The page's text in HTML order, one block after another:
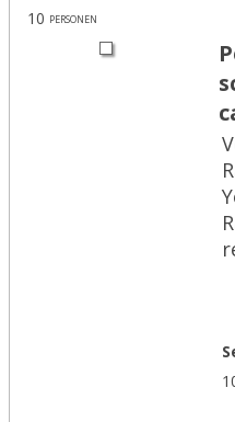
10 personen